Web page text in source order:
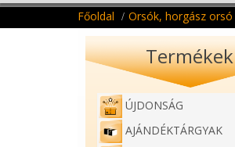
Főoldal Orsók, horgász orsó
Termékek
ÚJDONSÁG
AJÁNDÉKTÁRGYAK